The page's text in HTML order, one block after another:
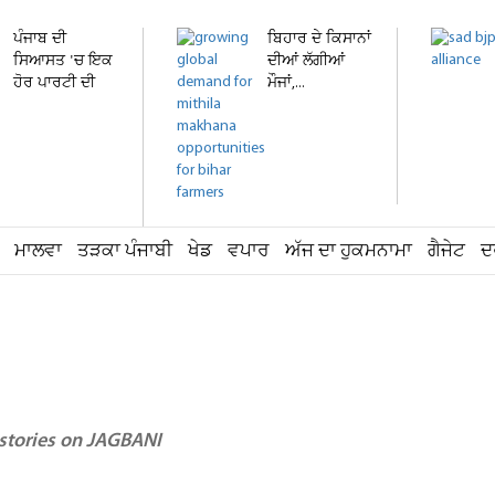
ਪੰਜਾਬ ਦੀ
ਸਿਆਸਤ 'ਚ ਇਕ
ਹੋਰ ਪਾਰਟੀ ਦੀ
ਬਿਹਾਰ ਦੇ ਕਿਸਾਨਾਂ
ਦੀਆਂ ਲੱਗੀਆਂ
ਮੌਜਾਂ,...
ਮਾਲਵਾ ਤੜਕਾ ਪੰਜਾਬੀ ਖੇਡ ਵਪਾਰ ਅੱਜ ਦਾ ਹੁਕਮਨਾਮਾ ਗੈਜੇਟ
on JAGBANI